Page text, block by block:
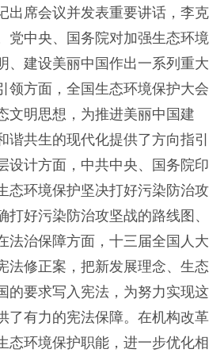
出席会议并发表重要讲话，李克
党中央、国务院对加强生态环境
、建设美丽中国作出一系列重大
领方面，全国生态环境保护大会
文明思想，为推进美丽中国建
谐共生的现代化提供了方向指引
设计方面，中共中央、国务院印
态环境保护坚决打好污染防治攻
打好污染防治攻坚战的路线图、
法治保障方面，十三届全国人大
法修正案，把新发展理念、生态
的要求写入宪法，为努力实现这
了有力的宪法保障。在机构改革
态环境保护职能，进一步优化相